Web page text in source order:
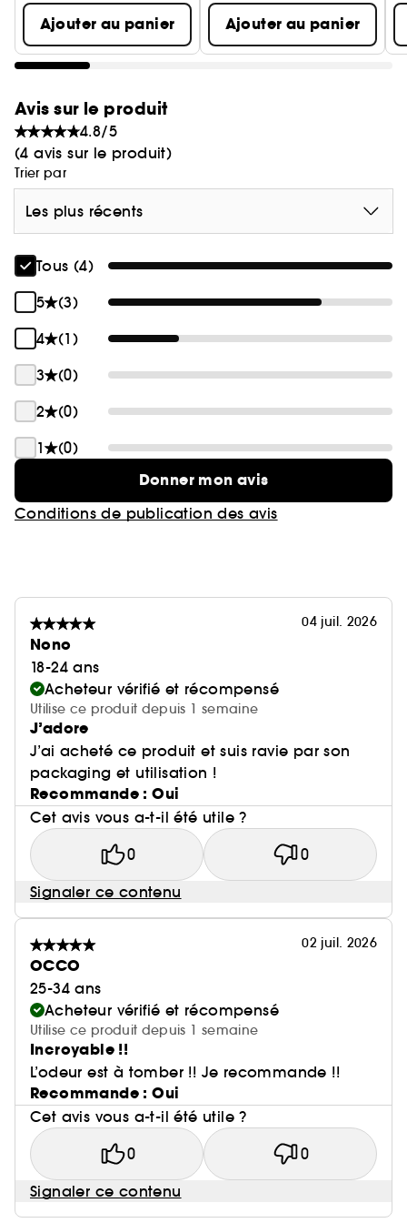
Ajouter au panier Ajouter au panier
Avis sur le produit
4.8/5
(4 avis sur le produit)
Trier par
Les plus récents
Tous (4)
5
(3)
4
(1)
3
(0)
2
(0)
1
(0)
Donner mon avis
Conditions de publication des avis
04 juil. 2026
Nono
18-24 ans
Acheteur vérifié et récompensé
Utilise ce produit depuis 1 semaine
J’adore
J’ai acheté ce produit et suis ravie par son
packaging et utilisation !
Recommande : Oui
Cet avis vous a-t-il été utile ?
0 0
Signaler ce contenu
02 juil. 2026
OCCO
25-34 ans
Acheteur vérifié et récompensé
Utilise ce produit depuis 1 semaine
Incroyable !!
L’odeur est à tomber !! Je recommande !!
Recommande : Oui
Cet avis vous a-t-il été utile ?
0 0
Signaler ce contenu